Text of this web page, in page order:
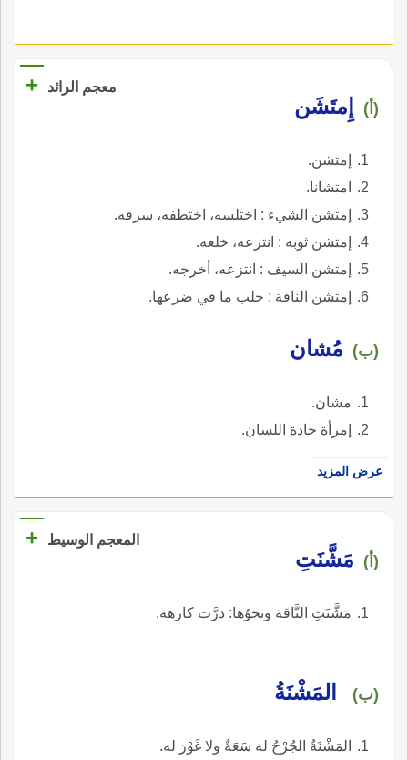
معجم الرائد +
(أ) إِمتَشَن
إمتشن.
امتشانا.
إمتشن الشيء : اختلسه، اختطفه، سرقه.
إمتشن ثوبه : انتزعه، خلعه.
إمتشن السيف : انتزعه، أخرجه.
إمتشن الناقة : حلب ما في ضرعها.
(ب) مُشان
مشان.
إمرأة حادة اللسان.
عرض المزيد
المعجم الوسيط +
(أ) مَشَّنَتِ
مَشَّنَتِ النَّاقة ونحوُها: درَّت كارهة.
(ب) المَشْنَةُ
المَشْنَةُ الجُرْحُ له سَعَةٌ ولا غَوْرَ له.